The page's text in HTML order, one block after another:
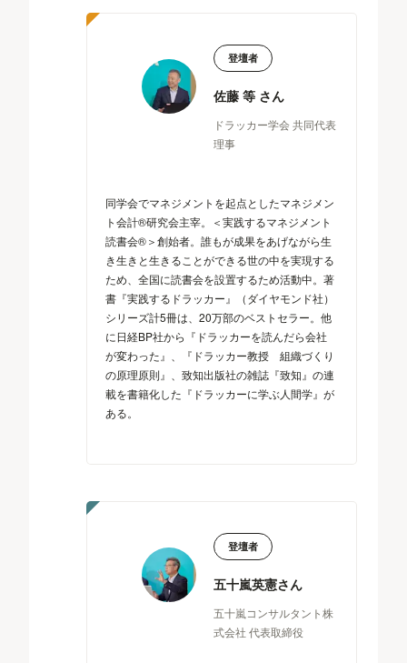
登壇者
佐藤 等 さん
ドラッカー学会 共同代表
理事
同学会でマネジメントを起点としたマネジメン
ト会計®研究会主宰。＜実践するマネジメント
読書会®＞創始者。誰もが成果をあげながら生
き生きと生きることができる世の中を実現する
ため、全国に読書会を設置するため活動中。著
書『実践するドラッカー』（ダイヤモンド社）
シリーズ計5冊は、20万部のベストセラー。他
に日経BP社から『ドラッカーを読んだら会社
が変わった』、『ドラッカー教授 組織づくり
の原理原則』、致知出版社の雑誌『致知』の連
載を書籍化した『ドラッカーに学ぶ人間学』が
ある。
登壇者
五十嵐英憲さん
五十嵐コンサルタント株
式会社 代表取締役